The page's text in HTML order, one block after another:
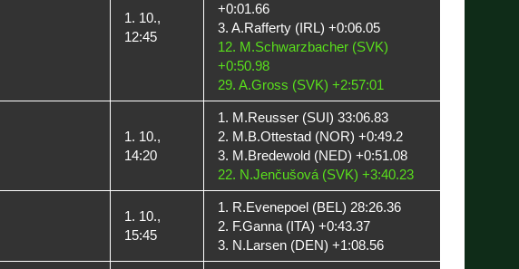
1. 10.,
12:45
+0:01.66
3. A.Rafferty (IRL) +0:06.05
12. M.Schwarzbacher (SVK)
+0:50.98
29. A.Gross (SVK) +2:57:01
1. 10.,
14:20
1. M.Reusser (SUI) 33:06.83
2. M.B.Ottestad (NOR) +0:49.2
3. M.Bredewold (NED) +0:51.08
22. N.Jenčušová (SVK) +3:40.23
1. 10.,
15:45
1. R.Evenepoel (BEL) 28:26.36
2. F.Ganna (ITA) +0:43.37
3. N.Larsen (DEN) +1:08.56